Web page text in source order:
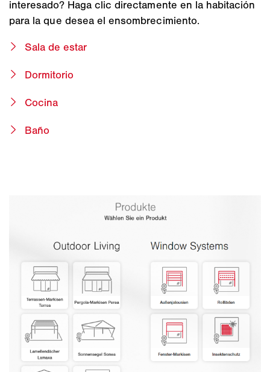
interesado? Haga clic directamente en la habitación
para la que desea el ensombrecimiento.
Sala de estar
Dormitorio
Cocina
Baño